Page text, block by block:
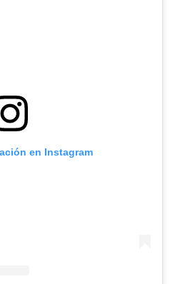
en Instagram